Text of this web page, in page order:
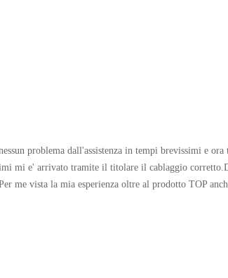
problema dall'assistenza in tempi brevissimi e
mi e' arrivato tramite il titolare il cablaggio
me vista la mia esperienza oltre al prodotto TOP